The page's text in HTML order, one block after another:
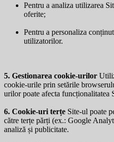
Pentru a analiza utilizarea
oferite;
Pentru a personaliza
utilizatorilor.
5. Gestionarea cookie-urilor
cookie-urile prin setările
urilor poate afecta funcționalitatea
6. Cookie-uri terțe Site-ul poate
către terțe părți (ex.: Google
analiză și publicitate.